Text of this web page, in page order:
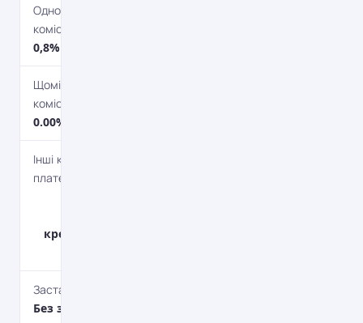
Одноразова
комісія
0,8%
Щомісячна
комісія
0.00%
Інші комісійні
платежі
кредитних
Застава
Без застави